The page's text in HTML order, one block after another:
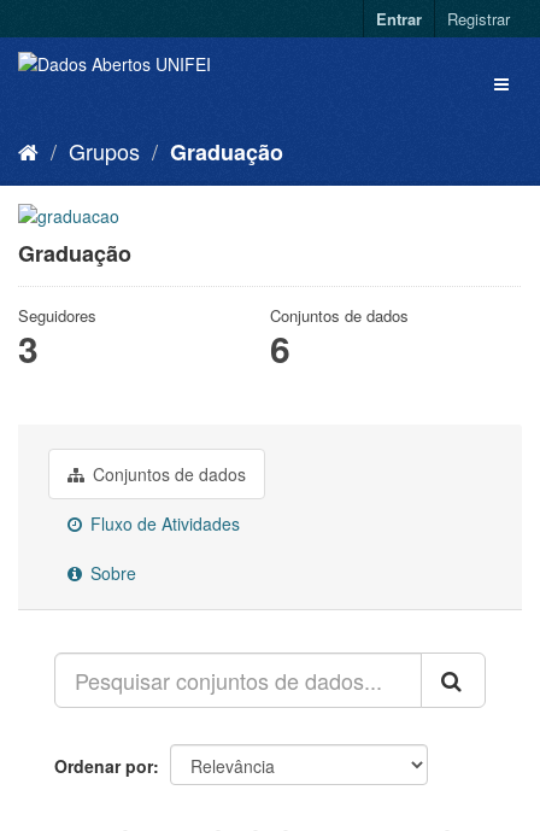
Entrar Registrar
Grupos Graduação
Graduação
Seguidores
3
Conjuntos de dados
6
Conjuntos de dados
Fluxo de Atividades
Sobre
Ordenar por